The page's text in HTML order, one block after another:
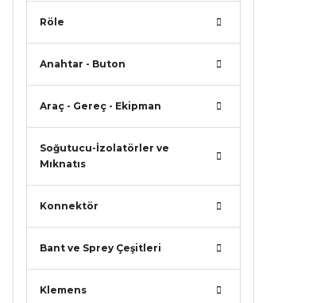
Röle
Anahtar - Buton
Araç - Gereç - Ekipman
Soğutucu-İzolatörler ve
Mıknatıs
Konnektör
Bant ve Sprey Çeşitleri
Klemens